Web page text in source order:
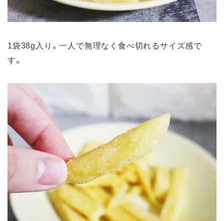
1袋38g入り。一人で無理なく食べ切れるサイズ感で
す。